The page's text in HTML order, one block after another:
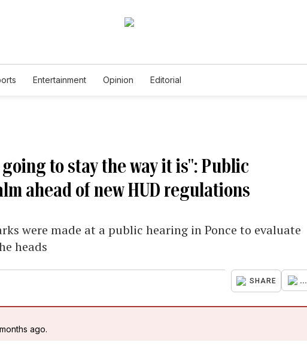
Entertainment Opinion Editorial
to stay the way it is": Public
ahead of new HUD regulations
were made at a public hearing in Ponce to evaluate
heads
SHARE ...
ago.